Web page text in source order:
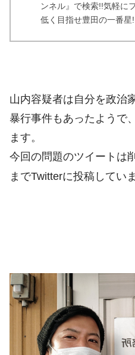
ンネル』で検索!!気軽に
低く目指せ豊田の一番星!
山内容疑者は自分を政治
暴行事件もあったようで
ます。
今回の問題のツイートは
までTwitterに投稿していま